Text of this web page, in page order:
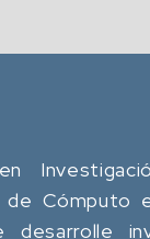
de Cómputo